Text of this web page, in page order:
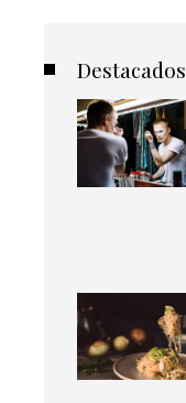
Destacados